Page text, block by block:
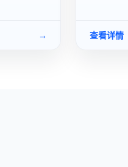
→ 查看详情